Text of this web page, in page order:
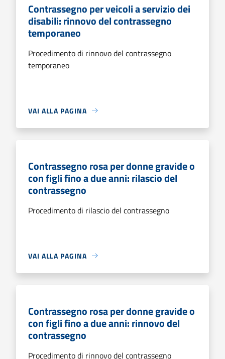
Contrassegno per veicoli a servizio dei
disabili: rinnovo del contrassegno
temporaneo
Procedimento di rinnovo del contrassegno
temporaneo
VAI ALLA PAGINA
Contrassegno rosa per donne gravide o
con figli fino a due anni: rilascio del
contrassegno
Procedimento di rilascio del contrassegno
VAI ALLA PAGINA
Contrassegno rosa per donne gravide o
con figli fino a due anni: rinnovo del
contrassegno
Procedimento di rinnovo del contrassegno